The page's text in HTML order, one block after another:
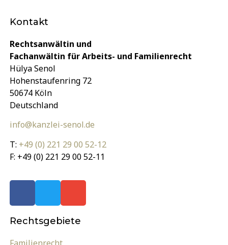
Kontakt
Rechtsanwältin und
Fachanwältin für Arbeits- und Familienrecht
Hülya Senol
Hohenstaufenring 72
50674 Köln
Deutschland
info@kanzlei-senol.de
T: +49 (0) 221 29 00 52-12
F: +49 (0) 221 29 00 52-11
Rechts­gebiete